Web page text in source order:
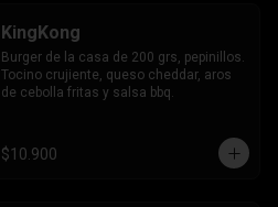
KingKong
Burger de la casa de 200 grs, pepinillos.
Tocino crujiente, queso cheddar, aros
de cebolla fritas y salsa bbq.
$10.900